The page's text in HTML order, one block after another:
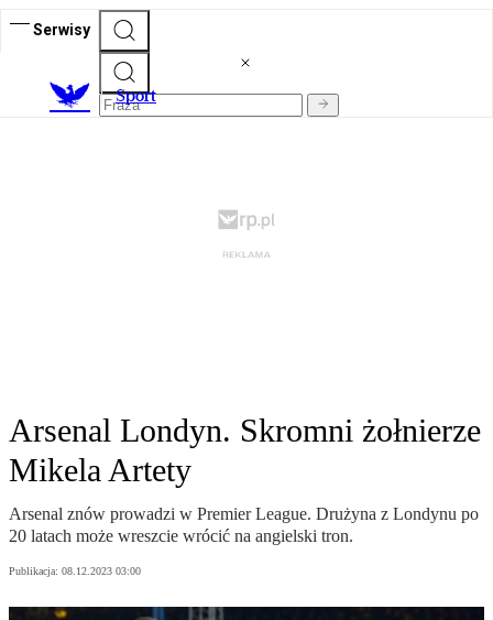
Serwisy
Sport
Arsenal Londyn. Skromni żołnierze
Mikela Artety
Arsenal znów prowadzi w Premier League. Drużyna z Londynu po
20 latach może wreszcie wrócić na angielski tron.
Publikacja: 08.12.2023 03:00